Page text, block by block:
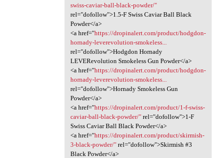
swiss-caviar-ball-black-powder/"
rel="dofollow">1.5-F Swiss Caviar Ball Black
Powder</a>
<a href="https://dropinalert.com/product/hodgdon-
hornady-leverevolution-smokeless...
rel="dofollow">Hodgdon Hornady
LEVERevolution Smokeless Gun Powder</a>
<a href="https://dropinalert.com/product/hodgdon-
hornady-leverevolution-smokeless...
rel="dofollow">Hornady Smokeless Gun
Powder</a>
<a href="https://dropinalert.com/product/1-f-swiss-
caviar-ball-black-powder/"rel="dofollow">1-F
Swiss Caviar Ball Black Powder</a>
<a href="https://dropinalert.com/product/skirmish-
3-black-powder/"rel="dofollow">Skirmish #3
Black Powder</a>